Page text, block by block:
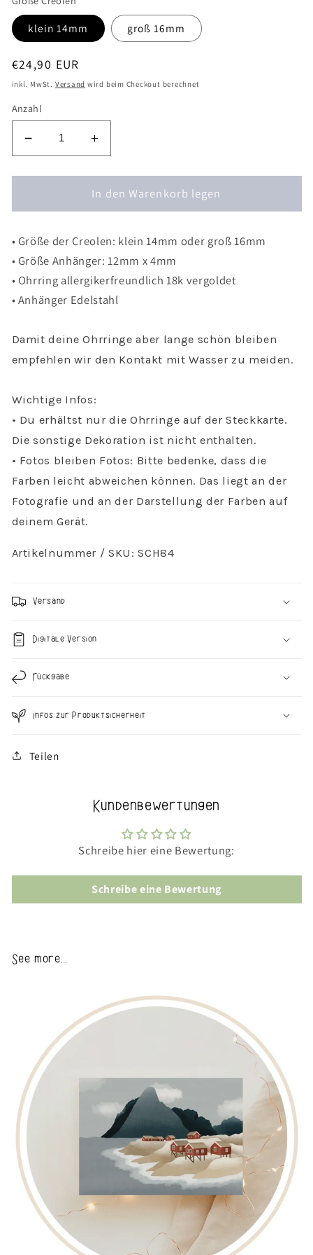
klein 14mm groß 16mm
Normaler
Preis
€24,90 EUR
inkl. MwSt. Versand wird beim Checkout berechnet
Anzahl
Verringere
die
Menge
Ohrringe
Creolen
Abstrakte
Form
leichte
Ohrringe
Konfettischlange
Erhöhe
die
Menge
für
Ohrringe
Creolen
Abstrakte
Form
leichte
Ohrringe
Konfettischlange
In den Warenkorb legen
• Größe der Creolen: klein 14mm oder groß 16mm
• Größe Anhänger: 12mm x 4mm
• Ohrring allergikerfreundlich 18k vergoldet
• Anhänger Edelstahl
Damit deine Ohrringe aber lange schön bleiben
empfehlen wir den Kontakt mit Wasser zu meiden.
Wichtige Infos:
• Du erhältst nur die Ohrringe auf der Steckkarte.
Die sonstige Dekoration ist nicht enthalten.
• Fotos bleiben Fotos: Bitte bedenke, dass die
Farben leicht abweichen können. Das liegt an der
Fotografie und an der Darstellung der Farben auf
deinem Gerät.
Artikelnummer / SKU: SCH84
Versand
Digitale Version
Rückgabe
Infos zur Produktsicherheit
Teilen
Kundenbewertungen
Schreibe hier eine Bewertung:
Schreibe eine Bewertung
See more...